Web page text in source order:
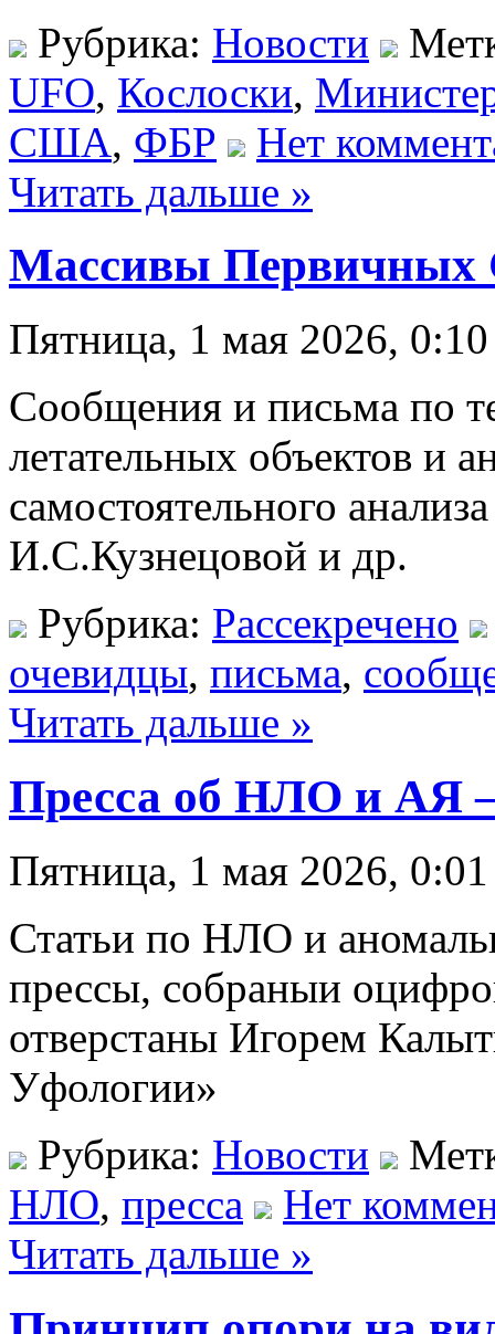
Рубрика: Новости
UFO, Кослоски,
США, ФБР
Нет
Читать дальше »
Массивы Первичных
Пятница, 1 мая 2026, 0:10
Сообщения и письма по
летательных объектов и
самостоятельного
И.С.Кузнецовой и др.
Рубрика: Рассекречено
очевидцы, письма,
Читать дальше »
Пресса об НЛО и АЯ
Пятница, 1 мая 2026, 0:01
Статьи по НЛО и
прессы, собраныи
отверстаны Игорем
Уфологии»
Рубрика: Новости
НЛО, пресса
Нет
Читать дальше »